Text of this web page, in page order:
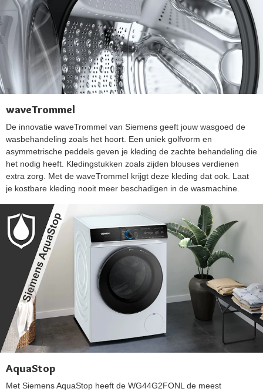
waveTrommel
De innovatie waveTrommel van Siemens geeft jouw wasgoed de
wasbehandeling zoals het hoort. Een uniek golfvorm en
asymmetrische peddels geven je kleding de zachte behandeling die
het nodig heeft. Kledingstukken zoals zijden blouses verdienen
extra zorg. Met de waveTrommel krijgt deze kleding dat ook. Laat
je kostbare kleding nooit meer beschadigen in de wasmachine.
AquaStop
Met Siemens AquaStop heeft de WG44G2FONL de meest